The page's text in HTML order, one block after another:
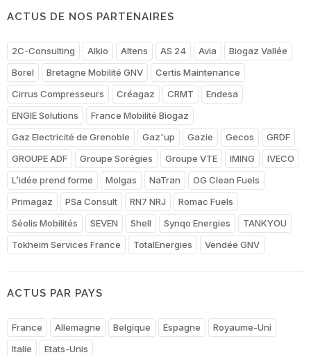
ACTUS DE NOS PARTENAIRES
2C-Consulting Alkio Altens AS 24 Avia
Biogaz Vallée
Borel
Bretagne Mobilité GNV
Certis Maintenance
Cirrus Compresseurs
Créagaz CRMT
Endesa
ENGIE Solutions
France Mobilité Biogaz
Gaz Electricité de Grenoble
Gaz'up Gazie Gecos
GRDF
GROUPE ADF
Groupe Sorégies Groupe VTE IMING
IVECO
L’idée prend forme
Molgas NaTran
OG Clean Fuels
Primagaz
PSa Consult RN7 NRJ
Romac Fuels
Séolis Mobilités
SEVEN Shell Synqo Energies
TANKYOU
Tokheim Services France
TotalEnergies Vendée GNV
ACTUS PAR PAYS
France Allemagne Belgique Espagne
Royaume-Uni
Italie
Etats-Unis